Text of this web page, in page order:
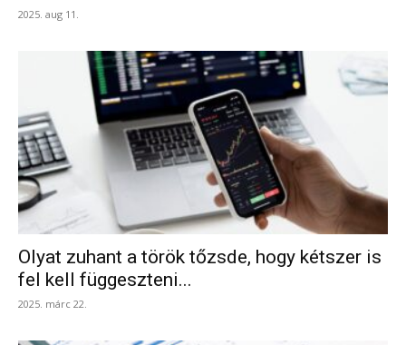
2025. aug 11.
Olyat zuhant a török tőzsde, hogy kétszer is
fel kell függeszteni...
2025. márc 22.